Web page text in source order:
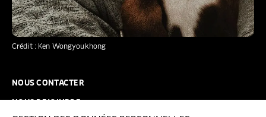
Crédit : Ken Wongyoukhong
NOUS CONTACTER